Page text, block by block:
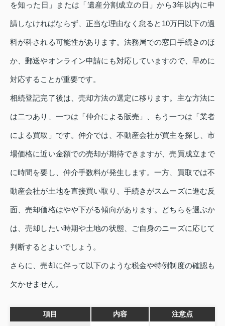
を知った日」または「遺産分割成立の日」から3年以内に申
請しなければならず、正当な理由なく怠ると10万円以下の過
料が科される可能性があります。法務局での窓口手続きのほ
か、郵送やオンライン申請にも対応していますので、早めに
対応することが重要です。
相続登記完了後は、売却方法の選定に移ります。主な方法に
は二つあり、一つは「仲介による販売」、もう一つは「業者
による買取」です。仲介では、不動産会社が買主を探し、市
場価格に近い金額での売却が期待できますが、売買成立まで
に時間を要し、仲介手数料が発生します。一方、買取では不
動産会社が土地を直接買い取り、手続きがスムーズに進む反
面、売却価格はやや下がる傾向があります。どちらを選ぶか
は、売却したい時期や土地の状態、ご自身のニーズに応じて
判断するとよいでしょう。
さらに、売却に伴って以下のような税金や特例制度の確認も
欠かせません。
項目 内容 注意点